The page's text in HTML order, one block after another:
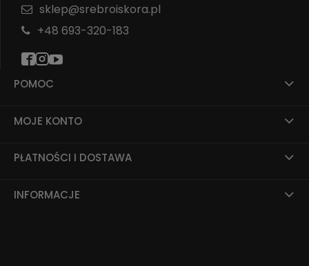
POMOC
MOJE KONTO
PŁATNOŚCI I DOSTAWA
INFORMACJE
sklep@srebroiskora.pl
+48 693-320-183